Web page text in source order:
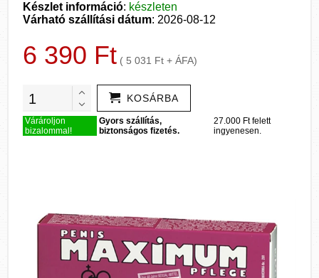
Készlet információ: készleten
Várható szállítási dátum: 2026-08-12
6 390 Ft ( 5 031 Ft + ÁFA)
KOSÁRBA
Várároljon
bizalommal!
Gyors szállítás,
biztonságos fizetés.
27.000 Ft felett
ingyenesen.